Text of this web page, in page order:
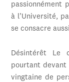
passionnément
à l’Université,
se consacre
Désintérêt Le
pourtant devant
vingtaine de